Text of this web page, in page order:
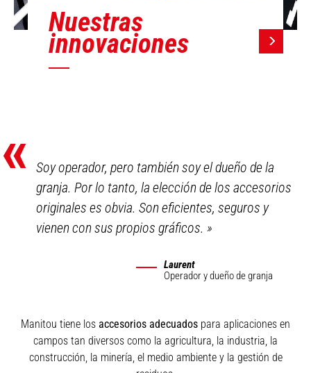
Nuestras
innovaciones
«
Soy operador, pero también soy el dueño de la
granja. Por lo tanto, la elección de los accesorios
originales es obvia. Son eficientes, seguros y
vienen con sus propios gráficos.»
Laurent
Operador y dueño de granja
Manitou tiene los accesorios adecuados para aplicaciones en
campos tan diversos como la agricultura, la industria, la
construcción, la minería, el medio ambiente y la gestión de